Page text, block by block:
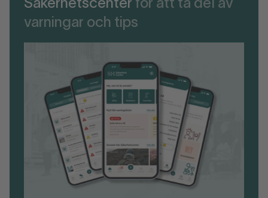
Säkerhetscenter för att ta del av
varningar och tips